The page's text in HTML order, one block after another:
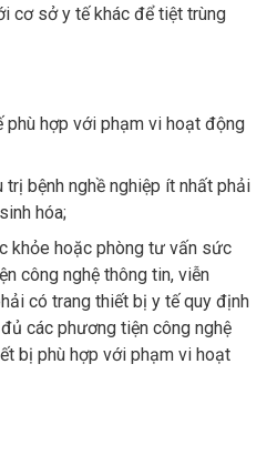
cơ sở y tế khác để tiệt trùng
phù hợp với phạm vi hoạt động
trị bệnh nghề nghiệp ít nhất phải
hóa;
khỏe hoặc phòng tư vấn sức
công nghệ thông tin, viễn
có trang thiết bị y tế quy định
các phương tiện công nghệ
bị phù hợp với phạm vi hoạt